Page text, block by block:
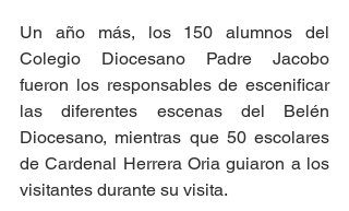
Un año más, los 150 alumnos del
Colegio Diocesano Padre Jacobo
fueron los responsables de escenificar
las diferentes escenas del Belén
Diocesano, mientras que 50 escolares
de Cardenal Herrera Oria guiaron a los
visitantes durante su visita.